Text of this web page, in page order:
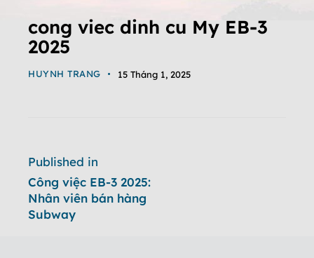
cong viec dinh cu My EB-3
2025
HUYNH TRANG 15 Tháng 1, 2025
Published in
Công việc EB-3 2025:
Nhân viên bán hàng
Subway